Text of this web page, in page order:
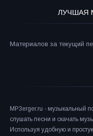
ЛУЧШАЯ
Материалов за текущий
MP3erger.ru - музыкальный
слушать песни и скачать
Используя удобную и